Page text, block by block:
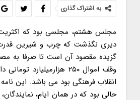
به اشتراک گذاری
مجلس هشتم، مجلسی بود که اکثریت
دیری نگذشت که چرب و شیرین قدرت
وقف اموال ۲۵۰